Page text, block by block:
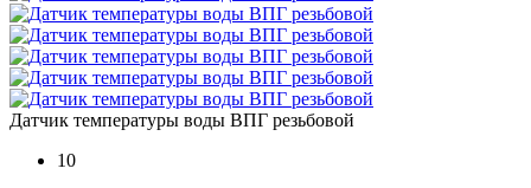
Датчик температуры воды ВПГ резьбовой
10